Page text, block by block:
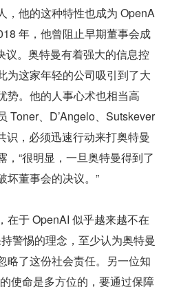
，他的这种特性也成为 OpenA
年，他曾阻止早期董事会成
议。奥特曼有着强大的信息控
为这家年轻的公司吸引到了大
势。他的人事心术也相当高
Toner、D’Angelo、Sutskever
识，必须迅速行动来打奥特曼
“很明显，一旦奥特曼得到了
坏董事会的决议。”
在于 OpenAI 似乎越来越不在
警惕的理念，至少认为奥特曼
略了这份社会责任。另一位知
使命是多方位的，要通过保障